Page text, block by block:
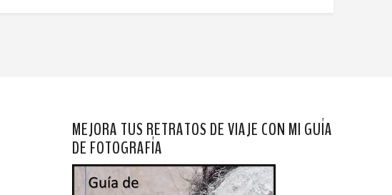
MEJORA TUS RETRATOS DE VIAJE CON MI GUÍA
DE FOTOGRAFÍA